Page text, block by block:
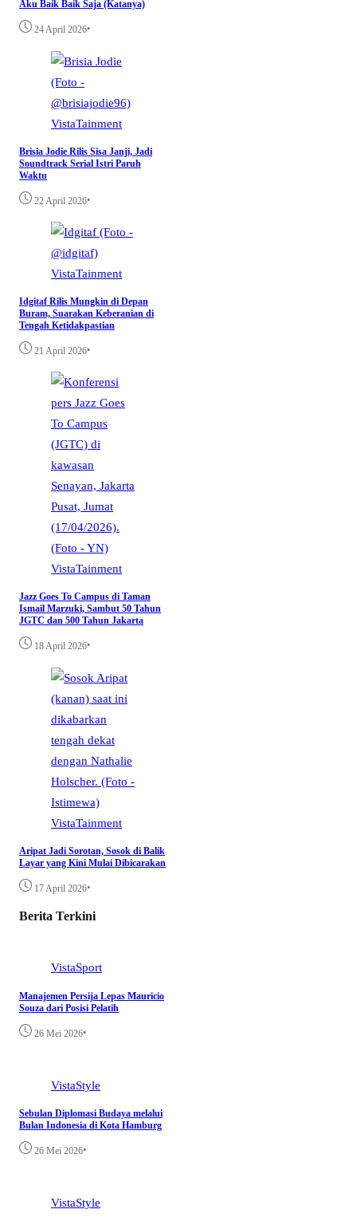
Aku Baik Baik Saja (Katanya)
24 April 2026•
VistaTainment
Brisia Jodie Rilis Sisa Janji, Jadi
Soundtrack Serial Istri Paruh
Waktu
22 April 2026•
VistaTainment
Idgitaf Rilis Mungkin di Depan
Buram, Suarakan Keberanian di
Tengah Ketidakpastian
21 April 2026•
VistaTainment
Jazz Goes To Campus di Taman
Ismail Marzuki, Sambut 50 Tahun
JGTC dan 500 Tahun Jakarta
18 April 2026•
VistaTainment
Aripat Jadi Sorotan, Sosok di Balik
Layar yang Kini Mulai Dibicarakan
17 April 2026•
Berita Terkini
VistaSport
Manajemen Persija Lepas Mauricio
Souza dari Posisi Pelatih
26 Mei 2026•
VistaStyle
Sebulan Diplomasi Budaya melalui
Bulan Indonesia di Kota Hamburg
26 Mei 2026•
VistaStyle